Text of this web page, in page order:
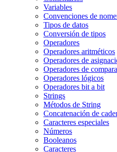
Variables
Convenciones de
Tipos de datos
Conversión de tipos
Operadores
Operadores aritméticos
Operadores de
Operadores de
Operadores lógicos
Operadores bit a bit
Strings
Métodos de String
Concatenación de
Caracteres especiales
Números
Booleanos
Caracteres